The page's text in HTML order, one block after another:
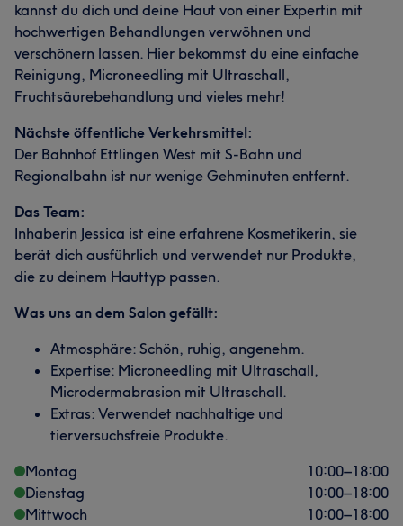
kannst du dich und deine Haut von einer Expertin mit
hochwertigen Behandlungen verwöhnen und
verschönern lassen. Hier bekommst du eine einfache
Reinigung, Microneedling mit Ultraschall,
Fruchtsäurebehandlung und vieles mehr!
Nächste öffentliche Verkehrsmittel:
Der Bahnhof Ettlingen West mit S-Bahn und
Regionalbahn ist nur wenige Gehminuten entfernt.
Das Team:
Inhaberin Jessica ist eine erfahrene Kosmetikerin, sie
berät dich ausführlich und verwendet nur Produkte,
die zu deinem Hauttyp passen.
Was uns an dem Salon gefällt:
Atmosphäre: Schön, ruhig, angenehm.
Expertise: Microneedling mit Ultraschall,
Microdermabrasion mit Ultraschall.
Extras: Verwendet nachhaltige und
tierversuchsfreie Produkte.
Montag
10:00–18:00
Dienstag
10:00–18:00
Mittwoch
10:00–18:00